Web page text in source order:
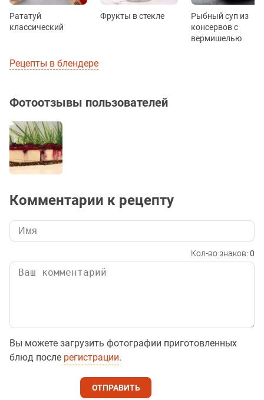
Рататуй
классический
Фрукты в стекле
Рыбный суп из
консервов с
вермишелью
Рецепты в блендере
Фотоотзывы пользователей
Комментарии к рецепту
Кол-во знаков: 0
Вы можете загрузить фотографии приготовленных
блюд после регистрации.
ОТПРАВИТЬ